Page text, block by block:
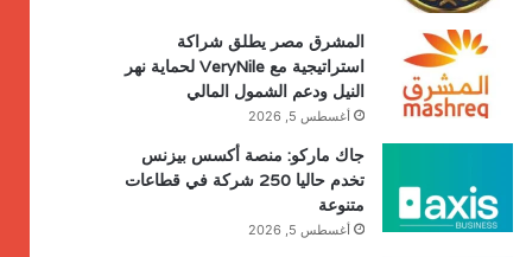
المشرق مصر يطلق شراكة
استراتيجية مع VeryNile لحماية نهر
النيل ودعم الشمول المالي
أغسطس 5, 2026
جاك ماركو: منصة أكسس بيزنس
تخدم حاليا 250 شركة في قطاعات
متنوعة
أغسطس 5, 2026